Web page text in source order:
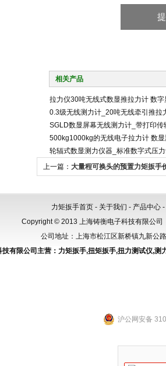
相关产品
拉力仪30吨无线式数显推拉力计 数
0.3级无线测力计_20吨无线牵引推拉
SGLD数显屏幕无线测力计_带打印传
500kg1000kg的无线电子拉力计 数
轮辐式数显测力仪器_标准数字式压
上一篇： 大量程可换头的预置力矩扳手
力矩扳手首页 - 关于我们 - 产品中心 -
Copyright © 2013 上海铸衡电子科技有限公
公司地址：上海市松江区新桥镇九新
有限公司主营： 力矩扳手,扭矩扳手,扭力测试仪,测
沪公网安备